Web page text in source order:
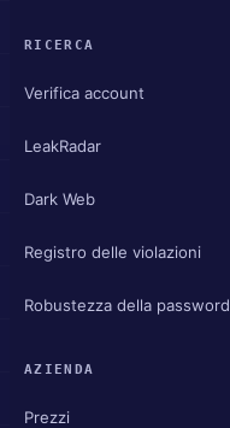
RICERCA
Verifica account
LeakRadar
Dark Web
Registro delle violazioni
Robustezza della password
AZIENDA
Prezzi